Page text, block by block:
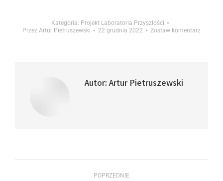
Kategoria: Projekt Laboratoria Przyszłości
Przez Artur Pietruszewski 22 grudnia 2022 Zostaw komentarz
Autor: Artur Pietruszewski
POPRZEDNIE